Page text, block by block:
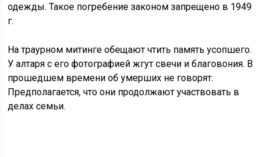
одежды. Такое погребение законом запрещено в 1949
г.
На траурном митинге обещают чтить память усопшего.
У алтаря с его фотографией жгут свечи и благовония. В
прошедшем времени об умерших не говорят.
Предполагается, что они продолжают участвовать в
делах семьи.